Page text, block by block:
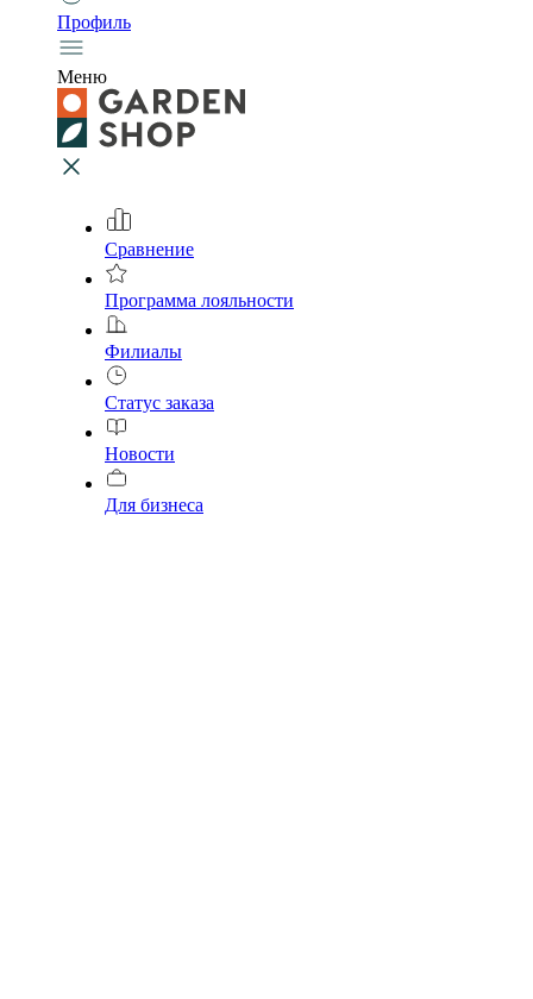
Профиль
Меню
Сравнение
Программа лояльности
Филиалы
Статус заказа
Новости
Для бизнеса